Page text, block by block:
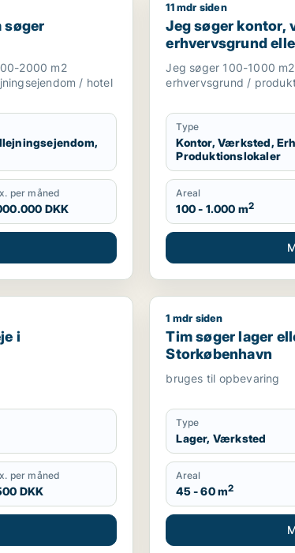
værksted, restaurant,
søger
hotel til salg
2000 m2
/ hotel
per måned
DKK
Jeg søger kontor,
11 mdr siden
Jeg søger kontor,
erhvervsgrund
salg i
Jeg søger 100-1000
erhvervsgrund /
Type
Kontor, Værksted,
Produktionslokaler
Areal
100 - 1.000 m2
i
per måned
DKK
Tim søger lager
1 mdr siden
Tim søger lager
Storkøbenhavn
bruges til opbevaring
Type
Lager, Værksted
Areal
45 - 60 m2